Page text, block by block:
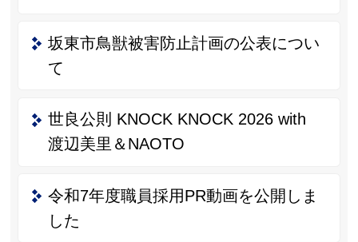
坂東市鳥獣被害防止計画の公表につい
て
世良公則 KNOCK KNOCK 2026 with
渡辺美里＆NAOTO
令和7年度職員採用PR動画を公開しま
した